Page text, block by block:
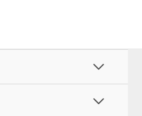
menú